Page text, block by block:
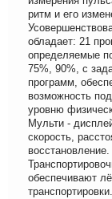
ритм и его
обладает: 21
определяемые
75%, 90%, с
программ,
возможность
уровню
Мульти -
скорость,
восстановление.
обеспечивают
транспортировки.